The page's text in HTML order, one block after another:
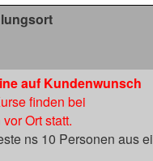
auf Kundenwunsch
finden bei
Ort statt.
ns 10 Personen aus